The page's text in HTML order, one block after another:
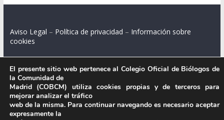
Aviso Legal – Política de privacidad – Información sobre
cookies
Colegio Oficial de Biólogos de la Comunidad de Madrid.
C/ Santa Engracia 108, 2º int.izq. 28003 Madrid.
El presente sitio web pertenece al Colegio Oficial de Biólogos de
la Comunidad de
Madrid (COBCM) utiliza cookies propias y de terceros para
mejorar analizar el tráfico
web de la misma. Para continuar navegando es necesario aceptar
expresamente la